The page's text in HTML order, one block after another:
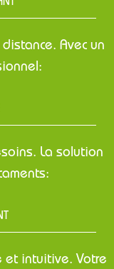
Avec un
La solution
et intuitive. Votre